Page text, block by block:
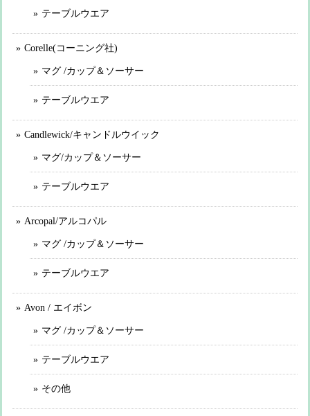
テーブルウエア
Corelle(コーニング社)
マグ /カップ＆ソーサー
テーブルウエア
Candlewick/キャンドルウイック
マグ/カップ＆ソーサー
テーブルウエア
Arcopal/アルコパル
マグ /カップ＆ソーサー
テーブルウエア
Avon / エイボン
マグ /カップ＆ソーサー
テーブルウエア
その他